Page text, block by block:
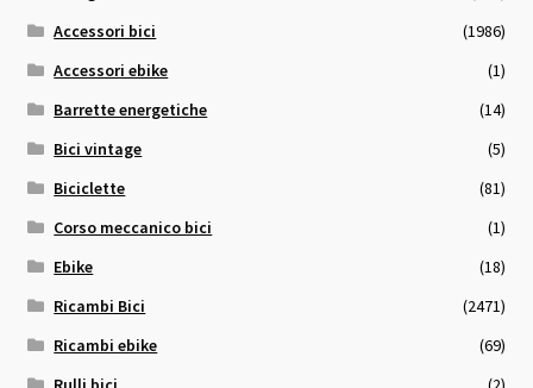
Accessori bici
(1986)
Accessori ebike
(1)
Barrette energetiche
(14)
Bici vintage
(5)
Biciclette
(81)
Corso meccanico bici
(1)
Ebike
(18)
Ricambi Bici
(2471)
Ricambi ebike
(69)